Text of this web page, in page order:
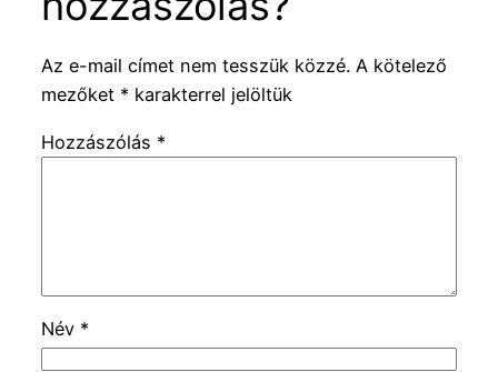
Az e-mail címet nem tesszük közzé. A kötelező
mezőket * karakterrel jelöltük
Hozzászólás *
Név *